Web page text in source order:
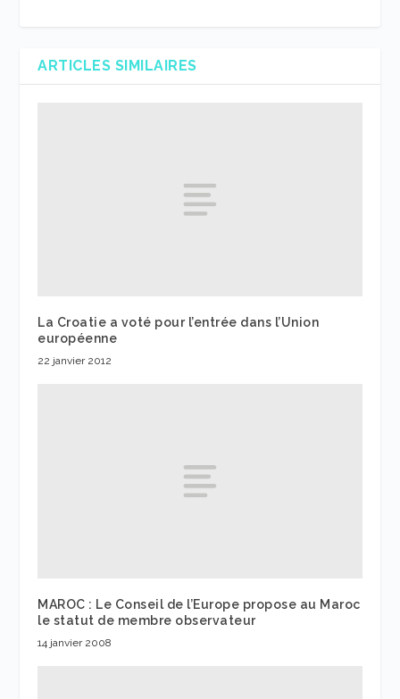
ARTICLES SIMILAIRES
La Croatie a voté pour l’entrée dans l’Union
européenne
22 janvier 2012
MAROC : Le Conseil de l’Europe propose au Maroc
le statut de membre observateur
14 janvier 2008